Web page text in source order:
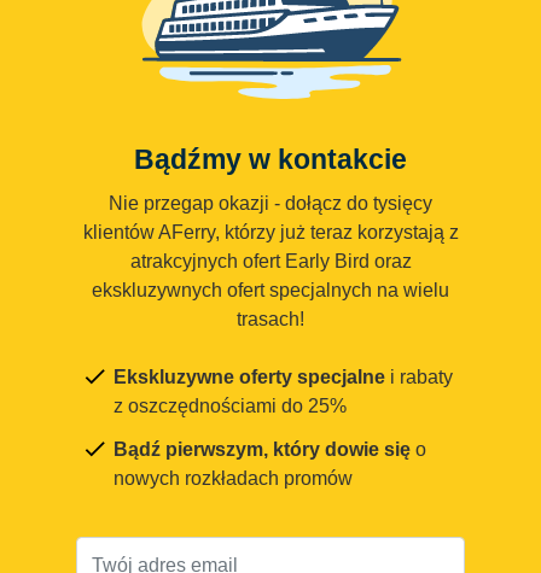
Bądźmy w kontakcie
Nie przegap okazji - dołącz do tysięcy
klientów AFerry, którzy już teraz korzystają z
atrakcyjnych ofert Early Bird oraz
ekskluzywnych ofert specjalnych na wielu
trasach!
Ekskluzywne oferty specjalne i rabaty
z oszczędnościami do 25%
Bądź pierwszym, który dowie się o
nowych rozkładach promów